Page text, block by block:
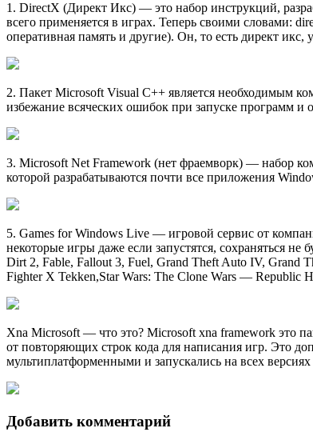
1. DirectX (Директ Икс) — это набор инструкций,
всего применяется в играх. Теперь своими словами:
оперативная память и другие). Он, то есть директ
2. Пакет Microsoft Visual C++ является необходимым
избежание всяческих ошибок при запуске программ и
3. Microsoft Net Framework (нет фраемворк) — набор
которой разрабатываются почти все приложения
5. Games for Windows Live — игровой сервис от
некоторые игры даже если запустятся, сохраняться
Dirt 2, Fable, Fallout 3, Fuel, Grand Theft Auto IV, Grand
Fighter X Tekken,Star Wars: The Clone Wars — Republic
Xna Microsoft — что это? Microsoft xna framework это
от повторяющих строк кода для написания игр. Это
мультиплатформенными и запускались на всех версиях
Добавить комментарий